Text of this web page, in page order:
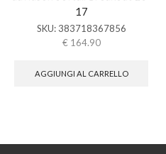
17
SKU: 383718367856
€ 164.90
AGGIUNGI AL CARRELLO